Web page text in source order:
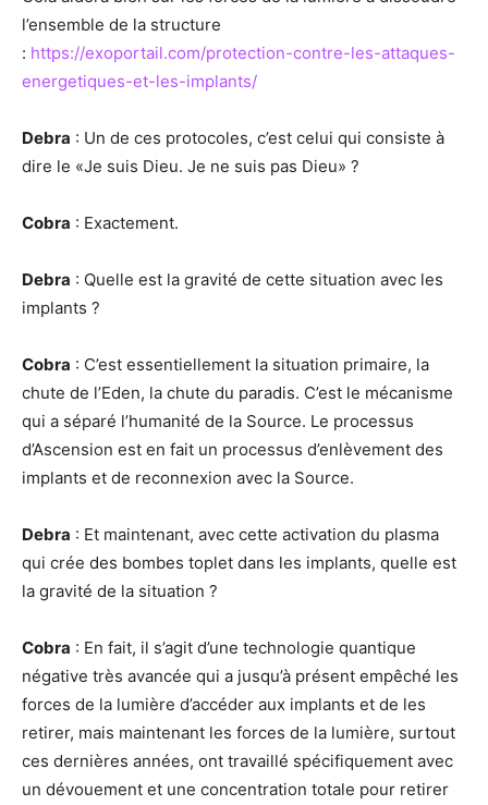
l’ensemble de la structure
: https://exoportail.com/protection-contre-les-attaques-
energetiques-et-les-implants/
Debra : Un de ces protocoles, c’est celui qui consiste à
dire le «Je suis Dieu. Je ne suis pas Dieu» ?
Cobra : Exactement.
Debra : Quelle est la gravité de cette situation avec les
implants ?
Cobra : C’est essentiellement la situation primaire, la
chute de l’Eden, la chute du paradis. C’est le mécanisme
qui a séparé l’humanité de la Source. Le processus
d’Ascension est en fait un processus d’enlèvement des
implants et de reconnexion avec la Source.
Debra : Et maintenant, avec cette activation du plasma
qui crée des bombes toplet dans les implants, quelle est
la gravité de la situation ?
Cobra : En fait, il s’agit d’une technologie quantique
négative très avancée qui a jusqu’à présent empêché les
forces de la lumière d’accéder aux implants et de les
retirer, mais maintenant les forces de la lumière, surtout
ces dernières années, ont travaillé spécifiquement avec
un dévouement et une concentration totale pour retirer